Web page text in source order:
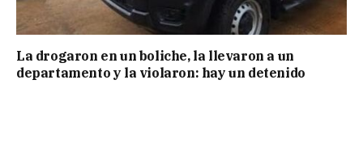
La drogaron en un boliche, la llevaron a un
departamento y la violaron: hay un detenido